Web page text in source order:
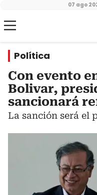
07 ago
Política
Con evento
Bolivar,
sancionará
La sanción será el